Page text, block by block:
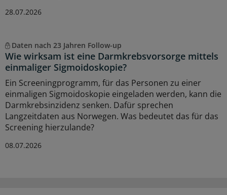
28.07.2026
Daten nach 23 Jahren Follow-up
Wie wirksam ist eine Darmkrebsvorsorge mittels
einmaliger Sigmoidoskopie?
Ein Screeningprogramm, für das Personen zu einer
einmaligen Sigmoidoskopie eingeladen werden, kann die
Darmkrebsinzidenz senken. Dafür sprechen
Langzeitdaten aus Norwegen. Was bedeutet das für das
Screening hierzulande?
08.07.2026